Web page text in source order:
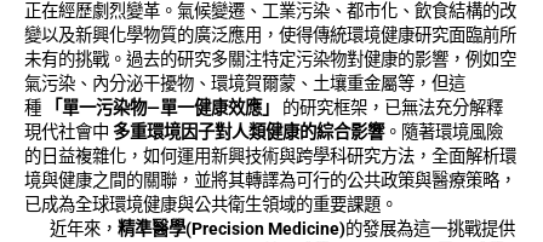
正在經歷劇烈變革。氣候變遷、工業污染、都市化、飲食結構的改
變以及新興化學物質的廣泛應用，使得傳統環境健康研究面臨前所
未有的挑戰。過去的研究多關注特定污染物對健康的影響，例如空
氣污染、內分泌干擾物、環境賀爾蒙、土壤重金屬等，但這
種
「單一污染物—單一健康效應」
的研究框架，已無法充分解釋
現代社會中 多重環境因子對人類健康的綜合影響。隨著環境風險
的日益複雜化，如何運用新興技術與跨學科研究方法，全面解析環
境與健康之間的關聯，並將其轉譯為可行的公共政策與醫療策略，
已成為全球環境健康與公共衛生領域的重要課題。
近年來， 精準醫學(Precision Medicine)的發展為這一挑戰提供